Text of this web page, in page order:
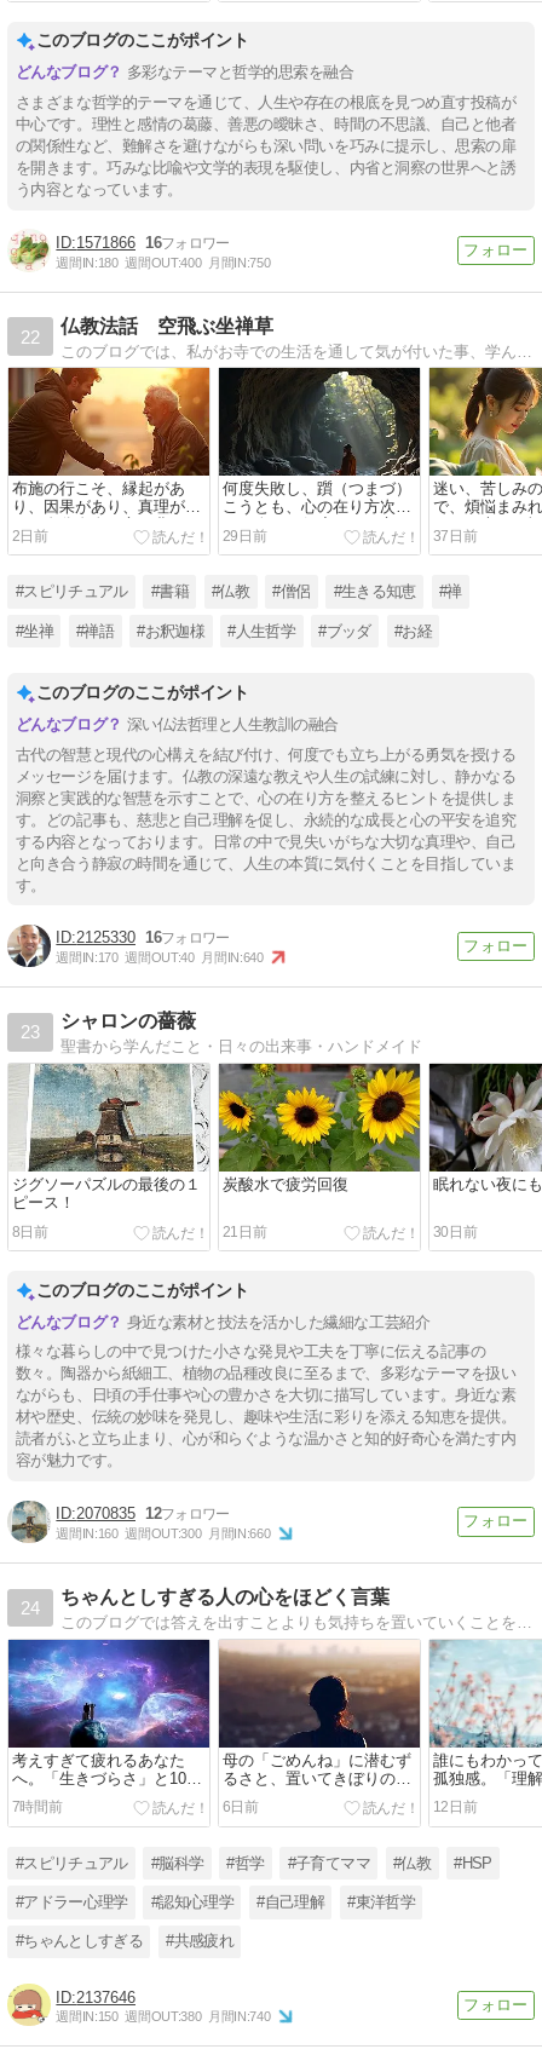
このブログのここがポイント
多彩なテーマと哲学的思索を融合
さまざまな哲学的テーマを通じて、人生や存在の根底を見つめ直す投稿が
中心です。理性と感情の葛藤、善悪の曖昧さ、時間の不思議、自己と他者
の関係性など、難解さを避けながらも深い問いを巧みに提示し、思索の扉
を開きます。巧みな比喩や文学的表現を駆使し、内省と洞察の世界へと誘
う内容となっています。
1571866 16
週間IN:180 週間OUT:400 月間IN:750
22
仏教法話 空飛ぶ坐禅草
布施の行こそ、縁起があ
り、因果があり、真理があ
り、自分自身の心を豊かに
してくれる、一番大切なも
2日前
何度失敗し、躓（つまづ）
こうとも、心の在り方次第
で、人は、何度でも、立ち
上がり、挑戦できる。
29日前
迷い、苦しみ
で、煩悩まみ
程に、大きな
花が、大輪を
37日前
#スピリチュアル #書籍 #仏教 #僧侶 #生きる知恵 #禅
#坐禅 #禅語 #お釈迦様 #人生哲学 #ブッダ #お経
このブログのここがポイント
深い仏法哲理と人生教訓の融合
古代の智慧と現代の心構えを結び付け、何度でも立ち上がる勇気を授ける
メッセージを届けます。仏教の深遠な教えや人生の試練に対し、静かなる
洞察と実践的な智慧を示すことで、心の在り方を整えるヒントを提供しま
す。どの記事も、慈悲と自己理解を促し、永続的な成長と心の平安を追究
する内容となっております。日常の中で見失いがちな大切な真理や、自己
と向き合う静寂の時間を通じて、人生の本質に気付くことを目指していま
す。
2125330 16
週間IN:170 週間OUT:40 月間IN:640
23
シャロンの薔薇
聖書から学んだこと・日々の出来事・ハンドメイド
ジグソーパズルの最後の１
ピース！
8日前
炭酸水で疲労回復
21日前
眠れない夜に
30日前
このブログのここがポイント
身近な素材と技法を活かした繊細な工芸紹介
様々な暮らしの中で見つけた小さな発見や工夫を丁寧に伝える記事の
数々。陶器から紙細工、植物の品種改良に至るまで、多彩なテーマを扱い
ながらも、日頃の手仕事や心の豊かさを大切に描写しています。身近な素
材や歴史、伝統の妙味を発見し、趣味や生活に彩りを添える知恵を提供。
読者がふと立ち止まり、心が和らぐような温かさと知的好奇心を満たす内
容が魅力です。
2070835 12
週間IN:160 週間OUT:300 月間IN:660
24
ちゃんとしすぎる人の心をほどく言葉
このブログでは答えを出すことよりも気持ちを置いていくことを大切にしていきます。読むだけで、少し呼吸が深くなるようなそんな言葉をのこしていきます。
考えすぎて疲れるあなた
へ。「生きづらさ」と10階
の景色、そして大丈夫
7時間前
母の「ごめんね」に潜むず
るさと、置いてきぼりの私
を救う心の旅
6日前
誰にもわかっ
孤独感。「理
と」を諦めて
12日前
#スピリチュアル #脳科学 #哲学 #子育てママ #仏教 #HSP
#アドラー心理学 #認知心理学 #自己理解 #東洋哲学
#ちゃんとしすぎる #共感疲れ
2137646
週間IN:150 週間OUT:380 月間IN:740